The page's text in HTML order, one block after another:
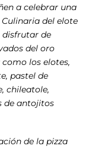
a celebrar una
del elote
disfrutar de
del oro
los elotes,
pastel de
chileatole,
de antojitos
de la pizza